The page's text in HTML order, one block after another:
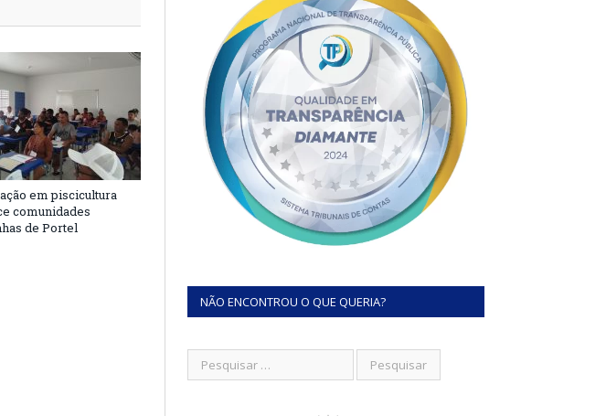
em piscicultura
comunidades
de Portel
NÃO ENCONTROU O QUE QUERIA?